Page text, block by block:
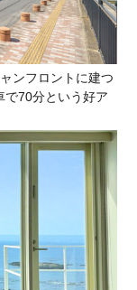
ンフロントに建つ
で70分という好ア